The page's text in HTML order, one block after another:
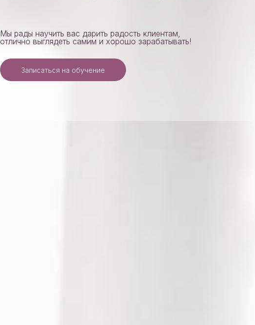
Записаться на обучение
Мы рады научить вас дарить радость клиентам,
отлично выглядеть самим и хорошо зарабатывать!